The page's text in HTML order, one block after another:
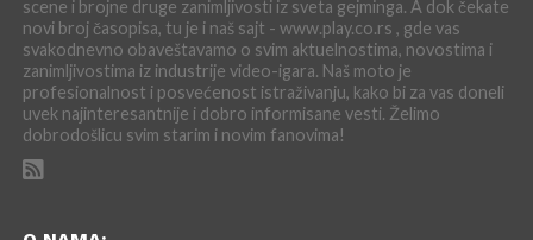
scene i brojne druge zanimljivosti iz sveta gejminga. A dok čekate
novi broj časopisa, tu je i naš sajt - www.play.co.rs , gde vas
svakodnevno obaveštavamo o svim aktuelnostima, novostima i
zanimljivostima iz industrije video-igara. Naš moto je
profesionalnost i posvećenost istraživanju, kako bi za vas doneli
uvek najinteresantnije i dobro informisane vesti. Želimo
dobrodošlicu svim starim i novim fanovima!